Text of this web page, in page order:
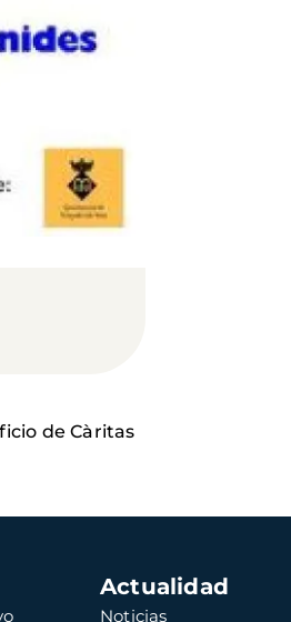
de Càritas
Actualidad
Noticias